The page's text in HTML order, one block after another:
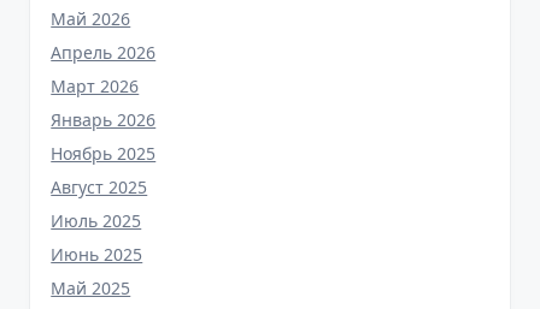
Май 2026
Апрель 2026
Март 2026
Январь 2026
Ноябрь 2025
Август 2025
Июль 2025
Июнь 2025
Май 2025